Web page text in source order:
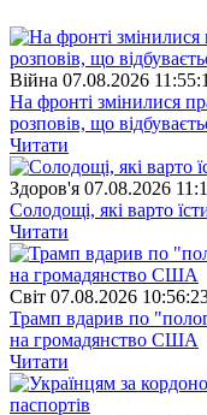
Війна 07.08.2026
На фронті змінилися
розповів, що
Читати
Здоров'я 07.08.2026
Солодощі, які варто
Читати
Свiт 07.08.2026
Трамп вдарив по
на громадянство США
Читати